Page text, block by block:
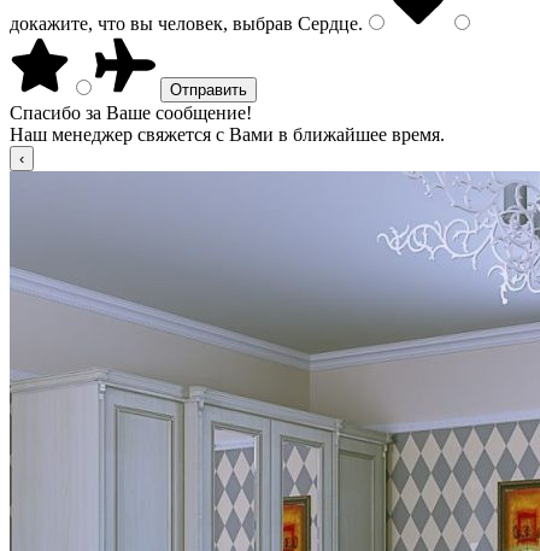
докажите, что вы человек, выбрав Сердце.
Спасибо за Ваше сообщение!
Наш менеджер свяжется с Вами в ближайшее время.